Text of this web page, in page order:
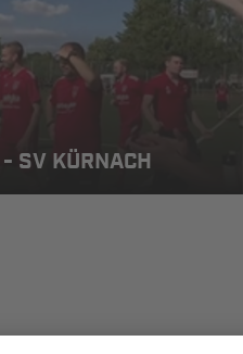
SV KÜRNACH